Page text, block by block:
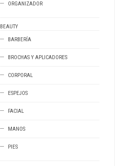
ORGANIZADOR
BEAUTY
BARBERÍA
BROCHAS Y APLICADORES
CORPORAL
ESPEJOS
FACIAL
MANOS
PIES